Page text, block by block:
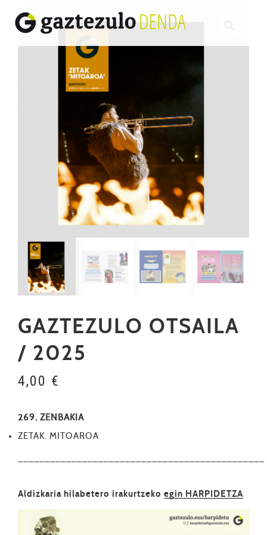
GAZTEZULO OTSAILA
/ 2025
4,00 €
269. ZENBAKIA
ZETAK. MITOAROA
––––––––––––––––––––––––––––––––––––––––––––––
Aldizkaria hilabetero irakurtzeko egin HARPIDETZA